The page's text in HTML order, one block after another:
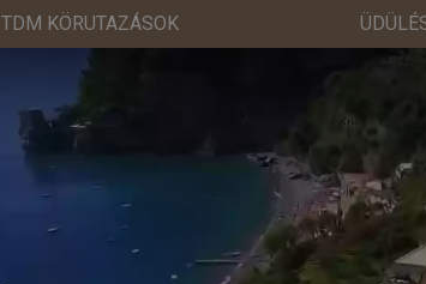
TDM KÖRUTAZÁSOK